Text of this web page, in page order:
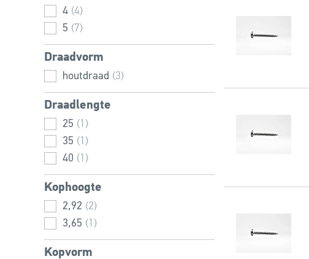
4 (4)
5 (7)
Draadvorm
houtdraad (3)
Draadlengte
25 (1)
35 (1)
40 (1)
Kophoogte
2,92 (2)
3,65 (1)
Kopvorm